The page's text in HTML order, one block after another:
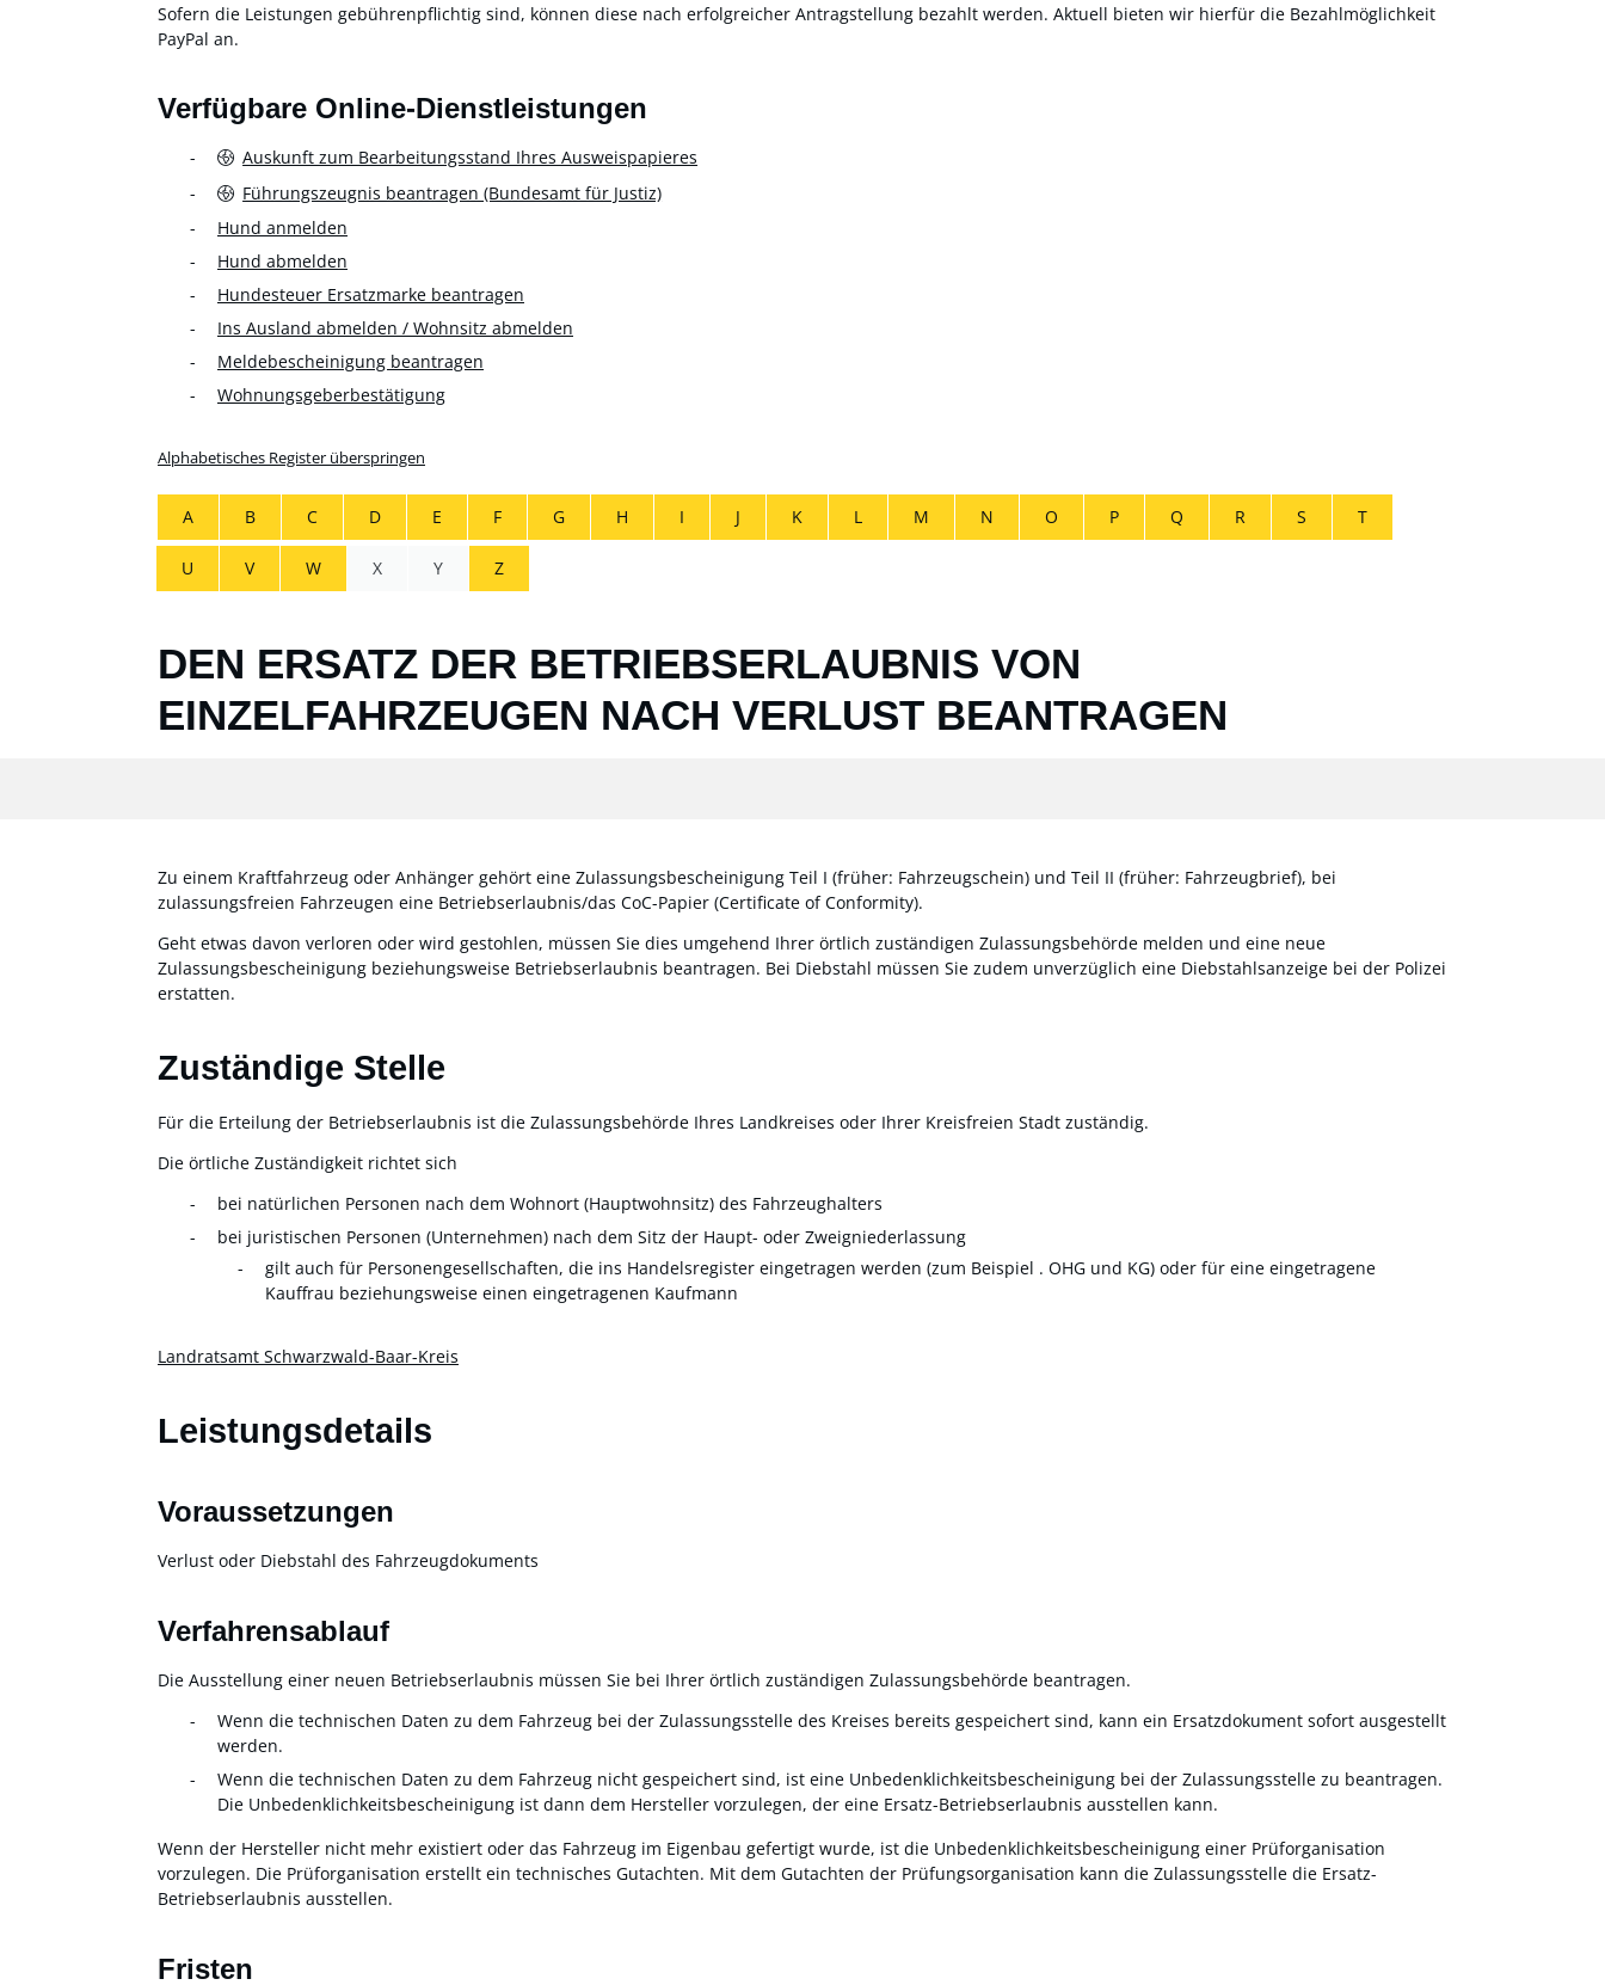
Sofern die Leistungen gebührenpflichtig sind, können diese nach erfolgreicher Antragstellung bezahlt werden. Aktuell bieten wir hierfür die Bezahlmöglichkeit
PayPal an.
Verfügbare Online-Dienstleistungen
Auskunft zum Bearbeitungsstand Ihres Ausweispapieres
Führungszeugnis beantragen (Bundesamt für Justiz)
Hund anmelden
Hund abmelden
Hundesteuer Ersatzmarke beantragen
Ins Ausland abmelden / Wohnsitz abmelden
Meldebescheinigung beantragen
Wohnungsgeberbestätigung
Alphabetisches Register überspringen
A B C D E F G H I J K L M N O P Q R S T
U V W X Y Z
DEN ERSATZ DER BETRIEBSERLAUBNIS VON
EINZELFAHRZEUGEN NACH VERLUST BEANTRAGEN
Zu einem Kraftfahrzeug oder Anhänger gehört eine Zulassungsbescheinigung Teil I (früher: Fahrzeugschein) und Teil II (früher: Fahrzeugbrief), bei
zulassungsfreien Fahrzeugen eine Betriebserlaubnis/das CoC-Papier (Certificate of Conformity).
Geht etwas davon verloren oder wird gestohlen, müssen Sie dies umgehend Ihrer örtlich zuständigen Zulassungsbehörde melden und eine neue
Zulassungsbescheinigung beziehungsweise Betriebserlaubnis beantragen. Bei Diebstahl müssen Sie zudem unverzüglich eine Diebstahlsanzeige bei der Polizei
erstatten.
Zuständige Stelle
Für die Erteilung der Betriebserlaubnis ist die Zulassungsbehörde Ihres Landkreises oder Ihrer Kreisfreien Stadt zuständig.
Die örtliche Zuständigkeit richtet sich
bei natürlichen Personen nach dem Wohnort (Hauptwohnsitz) des Fahrzeughalters
bei juristischen Personen (Unternehmen) nach dem Sitz der Haupt- oder Zweigniederlassung
gilt auch für Personengesellschaften, die ins Handelsregister eingetragen werden (zum Beispiel . OHG und KG) oder für eine eingetragene
Kauffrau beziehungsweise einen eingetragenen Kaufmann
Landratsamt Schwarzwald-Baar-Kreis
Leistungsdetails
Voraussetzungen
Verlust oder Diebstahl des Fahrzeugdokuments
Verfahrensablauf
Die Ausstellung einer neuen Betriebserlaubnis müssen Sie bei Ihrer örtlich zuständigen Zulassungsbehörde beantragen.
Wenn die technischen Daten zu dem Fahrzeug bei der Zulassungsstelle des Kreises bereits gespeichert sind, kann ein Ersatzdokument sofort ausgestellt
werden.
Wenn die technischen Daten zu dem Fahrzeug nicht gespeichert sind, ist eine Unbedenklichkeitsbescheinigung bei der Zulassungsstelle zu beantragen.
Die Unbedenklichkeitsbescheinigung ist dann dem Hersteller vorzulegen, der eine Ersatz-Betriebserlaubnis ausstellen kann.
Wenn der Hersteller nicht mehr existiert oder das Fahrzeug im Eigenbau gefertigt wurde, ist die Unbedenklichkeitsbescheinigung einer Prüforganisation
vorzulegen. Die Prüforganisation erstellt ein technisches Gutachten. Mit dem Gutachten der Prüfungsorganisation kann die Zulassungsstelle die Ersatz-
Betriebserlaubnis ausstellen.
Fristen